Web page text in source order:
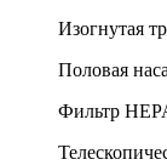
Изогнутая
Половая
Фильтр